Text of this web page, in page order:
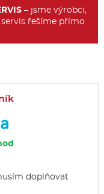
– jsme výrobci,
řešíme přímo
doplňovat